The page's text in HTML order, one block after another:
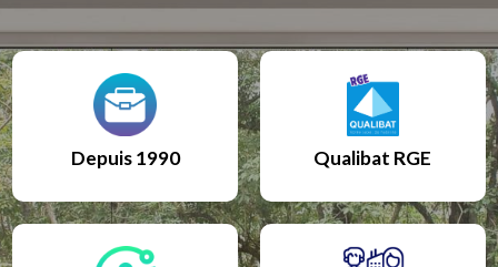
Depuis 1990 Qualibat RGE